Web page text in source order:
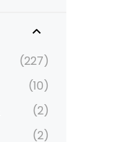
(227)
(10)
(2)
(2)